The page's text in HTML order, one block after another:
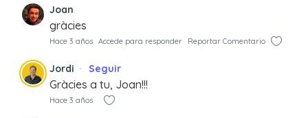
Joan
gràcies
Hace 3 años Accede para responder Reportar Comentario
Jordi Seguir
Gràcies a tu, Joan!!!
Hace 3 años